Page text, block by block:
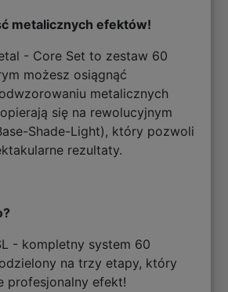
metalicznych efektów!
- Core Set to zestaw 60
możesz osiągnąć
metalicznych
się na rewolucyjnym
Shade-Light), który pozwoli
rezultaty.
- kompletny system 60
na trzy etapy, który
profesjonalny efekt!